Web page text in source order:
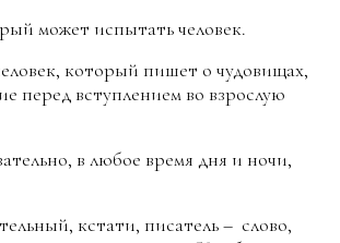
может испытать человек.
который пишет о чудовищах,
перед вступлением во взрослую
в любое время дня и ночи,
кстати, писатель – слово,